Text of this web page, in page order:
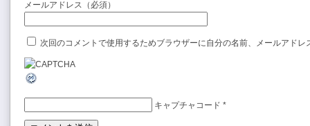
メールアドレス（必須）
次回のコメントで使用するためブラウザーに自分の名前、メールアドレ
キャプチャコード *